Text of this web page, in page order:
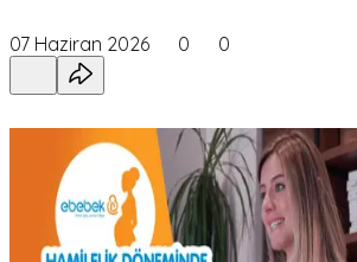
07 Haziran 2026 0 0